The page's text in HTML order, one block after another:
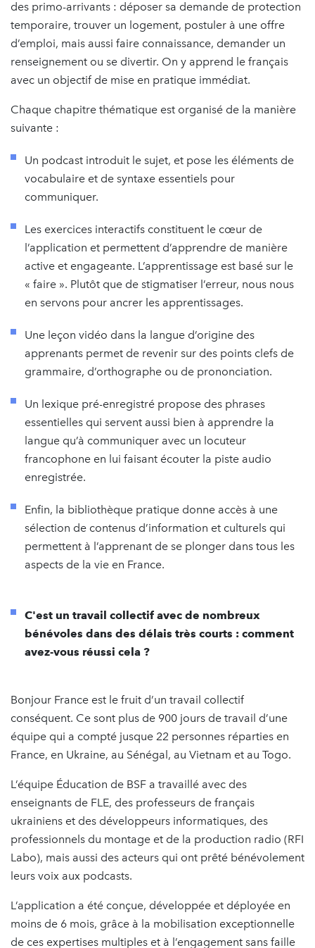
des primo-arrivants : déposer sa demande de protection
temporaire, trouver un logement, postuler à une offre
d’emploi, mais aussi faire connaissance, demander un
renseignement ou se divertir. On y apprend le français
avec un objectif de mise en pratique immédiat.
Chaque chapitre thématique est organisé de la manière
suivante :
Un podcast introduit le sujet, et pose les éléments de
vocabulaire et de syntaxe essentiels pour
communiquer.
Les exercices interactifs constituent le cœur de
l’application et permettent d’apprendre de manière
active et engageante. L’apprentissage est basé sur le
« faire ». Plutôt que de stigmatiser l’erreur, nous nous
en servons pour ancrer les apprentissages.
Une leçon vidéo dans la langue d’origine des
apprenants permet de revenir sur des points clefs de
grammaire, d’orthographe ou de prononciation.
Un lexique pré-enregistré propose des phrases
essentielles qui servent aussi bien à apprendre la
langue qu’à communiquer avec un locuteur
francophone en lui faisant écouter la piste audio
enregistrée.
Enfin, la bibliothèque pratique donne accès à une
sélection de contenus d’information et culturels qui
permettent à l’apprenant de se plonger dans tous les
aspects de la vie en France.
C'est un travail collectif avec de nombreux
bénévoles dans des délais très courts : comment
avez-vous réussi cela ?
Bonjour France est le fruit d’un travail collectif
conséquent. Ce sont plus de 900 jours de travail d’une
équipe qui a compté jusque 22 personnes réparties en
France, en Ukraine, au Sénégal, au Vietnam et au Togo.
L’équipe Éducation de BSF a travaillé avec des
enseignants de FLE, des professeurs de français
ukrainiens et des développeurs informatiques, des
professionnels du montage et de la production radio (RFI
Labo), mais aussi des acteurs qui ont prêté bénévolement
leurs voix aux podcasts.
L’application a été conçue, développée et déployée en
moins de 6 mois, grâce à la mobilisation exceptionnelle
de ces expertises multiples et à l’engagement sans faille